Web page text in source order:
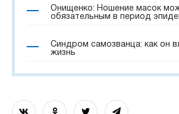
Онищенко: Ношение масок
обязательным в период
Синдром самозванца: как он
жизнь